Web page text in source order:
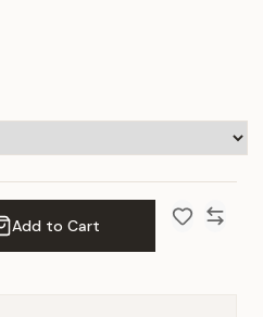
Add to Cart